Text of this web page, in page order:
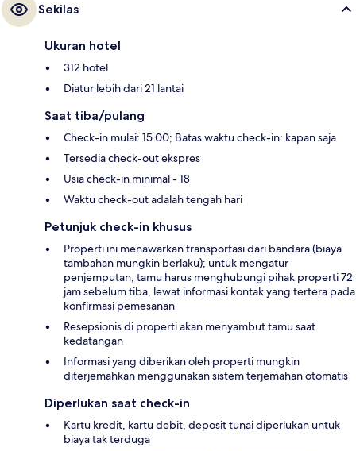
Sekilas
Ukuran hotel
312 hotel
Diatur lebih dari 21 lantai
Saat tiba/pulang
Check-in mulai: 15.00; Batas waktu check-in: kapan saja
Tersedia check-out ekspres
Usia check-in minimal - 18
Waktu check-out adalah tengah hari
Petunjuk check-in khusus
Properti ini menawarkan transportasi dari bandara (biaya
tambahan mungkin berlaku); untuk mengatur
penjemputan, tamu harus menghubungi pihak properti 72
jam sebelum tiba, lewat informasi kontak yang tertera pada
konfirmasi pemesanan
Resepsionis di properti akan menyambut tamu saat
kedatangan
Informasi yang diberikan oleh properti mungkin
diterjemahkan menggunakan sistem terjemahan otomatis
Diperlukan saat check-in
Kartu kredit, kartu debit, deposit tunai diperlukan untuk
biaya tak terduga